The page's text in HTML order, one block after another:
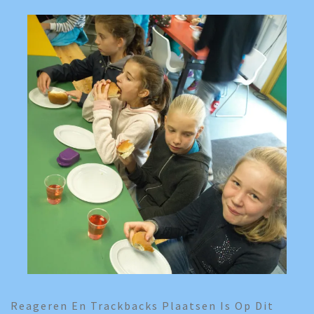
Reageren En Trackbacks Plaatsen Is Op Dit